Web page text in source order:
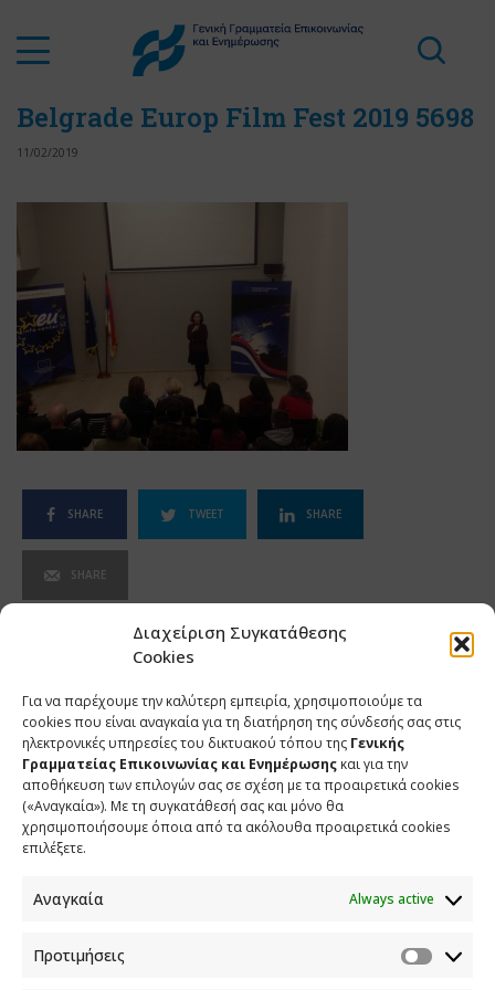
Διαχείριση Συγκατάθεσης
Cookies
Για να παρέχουμε την καλύτερη εμπειρία, χρησιμοποιούμε τα
cookies που είναι αναγκαία για τη διατήρηση της σύνδεσής σας στις
ηλεκτρονικές υπηρεσίες του δικτυακού τόπου της Γενικής
Γραμματείας Επικοινωνίας και Ενημέρωσης και για την
αποθήκευση των επιλογών σας σε σχέση με τα προαιρετικά cookies
(«Αναγκαία»). Με τη συγκατάθεσή σας και μόνο θα
χρησιμοποιήσουμε όποια από τα ακόλουθα προαιρετικά cookies
επιλέξετε.
Αναγκαία Always active
Προτιμήσεις
Belgrade Europ Film Fest 2019 5698
11/02/2019
SHARE TWEET SHARE
SHARE
ΕΠΙΚΟΙΝΩΝΙΑ